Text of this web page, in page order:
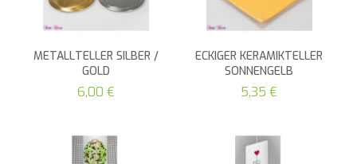
METALLTELLER SILBER /
GOLD
6,00 €
ECKIGER KERAMIKTELLER
SONNENGELB
5,35 €